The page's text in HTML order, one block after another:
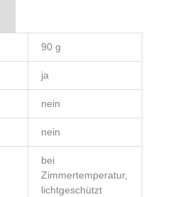
90 g
ja
nein
nein
bei
Zimmertemperatur,
lichtgeschützt